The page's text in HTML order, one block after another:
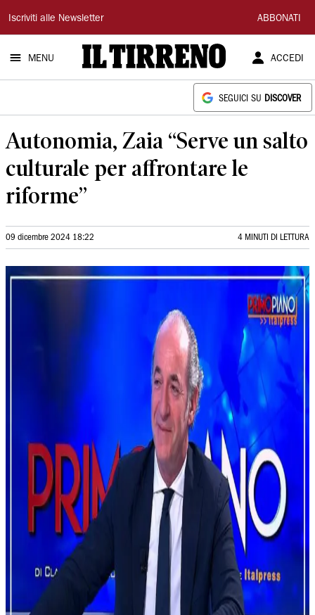
Il
Tirreno
Iscriviti alle Newsletter ABBONATI
MENU ACCEDI
SEGUICI SU DISCOVER
Autonomia, Zaia “Serve un salto
culturale per affrontare le
riforme”
09 dicembre 2024 18:22 4 MINUTI DI LETTURA